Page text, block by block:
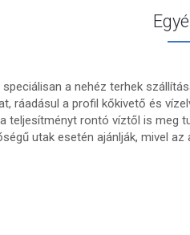
a nehéz terhek
ráadásul a profil kőkivető és
teljesítményt rontó víztől is meg
utak esetén ajánlják, mivel